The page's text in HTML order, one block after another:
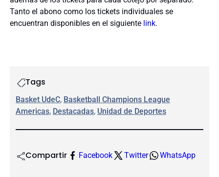
Tanto el abono como los tickets individuales se
encuentran disponibles en el siguiente link.
Tags
Basket UdeC, Basketball Champions League
Americas, Destacadas, Unidad de Deportes
Compartir Facebook Twitter WhatsApp